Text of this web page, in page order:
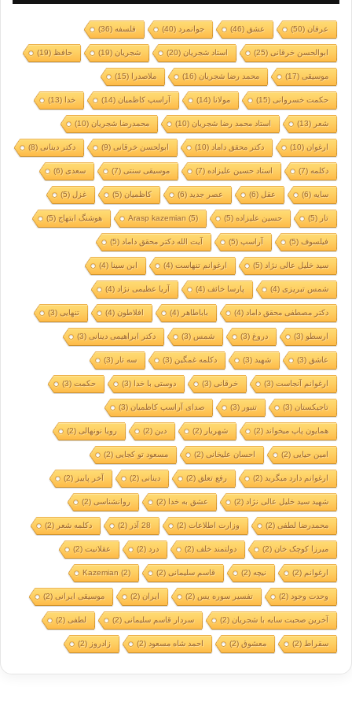
عرفان(50) عشق (46) جوانمرد (40) فلسفه(36)
ابوالحسن خرقانی(25) استاد شجریان(20) شجریان(19) حافظ (19)
موسیقی(17) محمد رضا شجریان(16) ملاصدرا (15)
حکمت خسروانی(15) مولانا (14) آراسپ کاظمیان(14) خدا (13)
شعر (13) استاد محمد رضا شجریان(10) محمدرضا شجریان(10)
ارغوان(10) دکتر محقق داماد (10) ابولحسن خرقانی(9) دکتر دینانی(8)
دکلمه(7) استاد حسین علیزاده(7) موسیقی سنتی(7) سعدی(6)
سایه(6) عقل (6) عصر جدید (6) کاظمیان(5) غزل (5)
تار (5) حسین علیزاده(5)
Arasp kazemian (5) هوشنگ ابتهاج(5)
فیلسوف(5) آراسپ(5) آیت الله دکتر محقق داماد (5)
سید خلیل عالی نژاد (5) ارغوانم تنهاست(4) ابن سینا (4)
شمس تبریزی(4) پارسا خائف(4) آریا عظیمی نژاد (4)
دکتر مصطفی محقق داماد (4) باباطاهر (4) افلاطون(4) تنهایی(3)
ارسطو (3) دروغ (3) شمس (3) دکتر ابراهیمی دینانی(3)
عاشق (3) شهید (3) دکلمه غمگین (3) سه تار (3)
ارغوانم آنجاست(3) خرقانی(3) دوستی با خدا (3) حکمت(3)
تاجیکستان(3) تنبور (3) صدای آراسپ کاظمیان(3)
همایون پاپ میخواند (2) شهریار (2) دین (2) رویا نونهالی(2)
امین حیایی(2) احسان علیخانی(2) مسعود تو کجایی(2)
ارغوانم دارد میگرید (2) رفع تعلق (2) دینانی(2) آخر پاییز (2)
شهید سید خلیل عالی نژاد (2) عشق به خدا (2) روانشناسی(2)
محمدرضا لطفی(2) وزارت اطلاعات(2) 28 آذر (2) دکلمه شعر (2)
میرزا کوچک خان(2) دولتمند خلف(2) درد (2) عقلانیت(2)
ارغوانم (2) نیچه(2) قاسم سلیمانی(2)
Kazemian (2)
وحدت وجود (2) تفسیر سوره یس (2) ایران(2) موسیقی ایرانی(2)
آخرین صحبت سایه با شجریان(2) سردار قاسم سلیمانی(2) لطفی(2)
سقراط (2) معشوق(2) احمد شاه مسعود (2) زادروز (2)